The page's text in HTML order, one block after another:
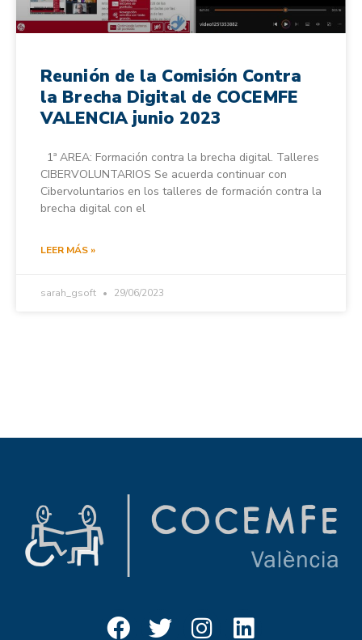
Reunión de la Comisión Contra
la Brecha Digital de COCEMFE
VALENCIA junio 2023
1ª AREA: Formación contra la brecha digital. Talleres
CIBERVOLUNTARIOS Se acuerda continuar con
Cibervoluntarios en los talleres de formación contra la
brecha digital con el
LEER MÁS »
sarah_gsoft 29/06/2023